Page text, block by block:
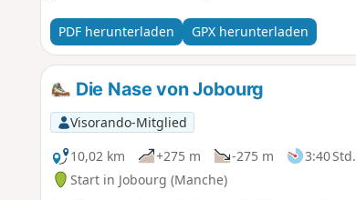
PDF herunterladen GPX herunterladen
Die Nase von Jobourg
Visorando-Mitglied
10,02 km
+275 m -275 m 3:40 Std.
Start in Jobourg (Manche)